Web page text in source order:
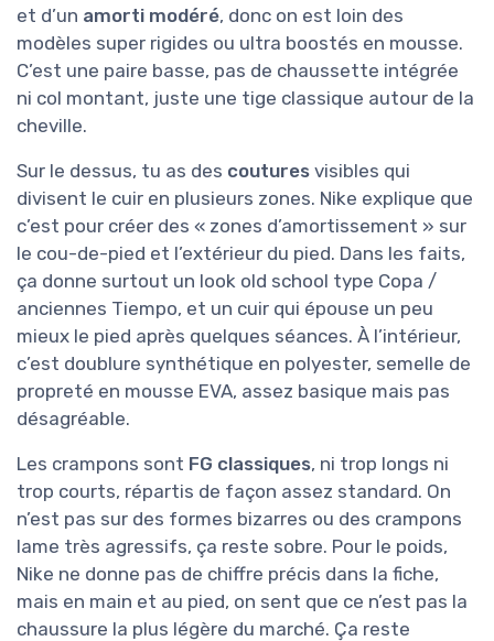
et d’un amorti modéré, donc on est loin des
modèles super rigides ou ultra boostés en mousse.
C’est une paire basse, pas de chaussette intégrée
ni col montant, juste une tige classique autour de la
cheville.
Sur le dessus, tu as des coutures visibles qui
divisent le cuir en plusieurs zones. Nike explique que
c’est pour créer des « zones d’amortissement » sur
le cou-de-pied et l’extérieur du pied. Dans les faits,
ça donne surtout un look old school type Copa /
anciennes Tiempo, et un cuir qui épouse un peu
mieux le pied après quelques séances. À l’intérieur,
c’est doublure synthétique en polyester, semelle de
propreté en mousse EVA, assez basique mais pas
désagréable.
Les crampons sont FG classiques, ni trop longs ni
trop courts, répartis de façon assez standard. On
n’est pas sur des formes bizarres ou des crampons
lame très agressifs, ça reste sobre. Pour le poids,
Nike ne donne pas de chiffre précis dans la fiche,
mais en main et au pied, on sent que ce n’est pas la
chaussure la plus légère du marché. Ça reste